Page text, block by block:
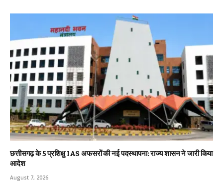
छत्तीसगढ़ के 5 प्रशिक्षु IAS अफसरों की नई पदस्थापना: राज्य शासन ने जारी किया
आदेश
August 7, 2026